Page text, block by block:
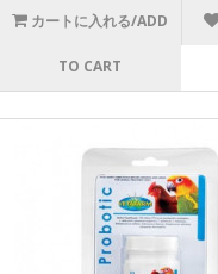
カートに入れる/ADD
TO CART